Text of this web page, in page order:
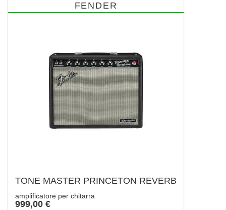
FENDER
TONE MASTER PRINCETON REVERB
amplificatore per chitarra
999,00 €